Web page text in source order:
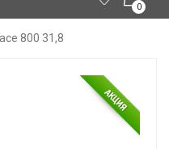
0
800 31,8